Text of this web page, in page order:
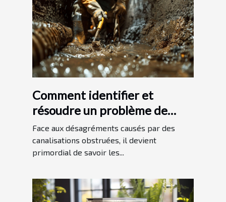
Comment identifier et
résoudre un problème de
canalisations bouchées
Face aux désagréments causés par des
canalisations obstruées, il devient
primordial de savoir les...